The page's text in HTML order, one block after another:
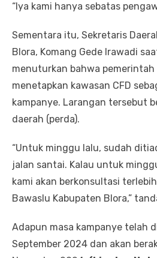
“Iya kami hanya sebatas
Sementara itu, Sekretaris
Blora, Komang Gede Irawadi
menuturkan bahwa
menetapkan kawasan CFD
kampanye. Larangan tersebut
daerah (perda).
“Untuk minggu lalu, sudah
jalan santai. Kalau untuk
kami akan berkonsultasi
Bawaslu Kabupaten Blora,”
Adapun masa kampanye telah
September 2024 dan akan